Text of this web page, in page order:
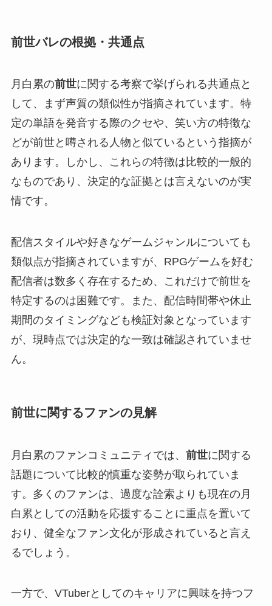
前世バレの根拠・共通点
月白累の前世に関する考察で挙げられる共通点と
して、まず声質の類似性が指摘されています。特
定の単語を発音する際のクセや、笑い方の特徴な
どが前世と噂される人物と似ているという指摘が
あります。しかし、これらの特徴は比較的一般的
なものであり、決定的な証拠とは言えないのが実
情です。
配信スタイルや好きなゲームジャンルについても
類似点が指摘されていますが、RPGゲームを好む
配信者は数多く存在するため、これだけで前世を
特定するのは困難です。また、配信時間帯や休止
期間のタイミングなども検証対象となっています
が、現時点では決定的な一致は確認されていませ
ん。
前世に関するファンの見解
月白累のファンコミュニティでは、 前世に関する
話題について比較的慎重な姿勢が取られていま
す。多くのファンは、過度な詮索よりも現在の月
白累としての活動を応援することに重点を置いて
おり、健全なファン文化が形成されていると言え
るでしょう。
一方で、VTuberとしてのキャリアに興味を持つフ